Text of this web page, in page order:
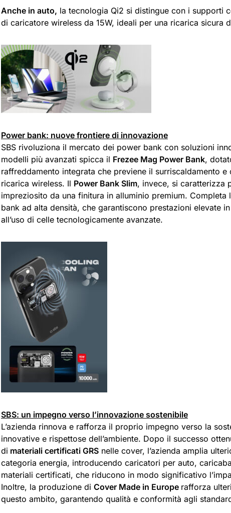
Anche in auto, la tecnologia Qi2 si distingue con i supporti
di caricatore wireless da 15W, ideali per una ricarica sicura
Power bank: nuove frontiere di innovazione
SBS rivoluziona il mercato dei power bank con soluzioni
modelli più avanzati spicca il Frezee Mag Power Bank,
raffreddamento integrata che previene il surriscaldamento e
ricarica wireless. Il Power Bank Slim, invece, si caratterizza
impreziosito da una finitura in alluminio premium. Completa
bank ad alta densità, che garantiscono prestazioni elevate
all’uso di celle tecnologicamente avanzate.
SBS: un impegno verso l’innovazione sostenibile
L’azienda rinnova e rafforza il proprio impegno verso la
innovative e rispettose dell’ambiente. Dopo il successo
di materiali certificati GRS nelle cover, l’azienda amplia
categoria energia, introducendo caricatori per auto,
materiali certificati, che riducono in modo significativo
Inoltre, la produzione di Cover Made in Europe rafforza
questo ambito, garantendo qualità e conformità agli